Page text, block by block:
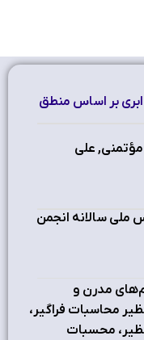
بر اساس منطق
علی
ملی سالانه انجمن
مدرن و
محاسبات فراگیر،
محسبات